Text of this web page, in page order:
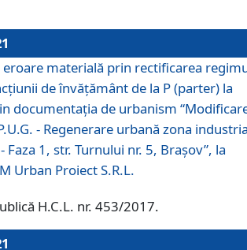
materială prin rectificarea
de învăţământ de la P (parter) la
documentaţia de urbanism
- Regenerare urbană zona
Faza 1, str. Turnului nr. 5, Braşov”, la
Urban Proiect S.R.L.
H.C.L. nr. 453/2017.